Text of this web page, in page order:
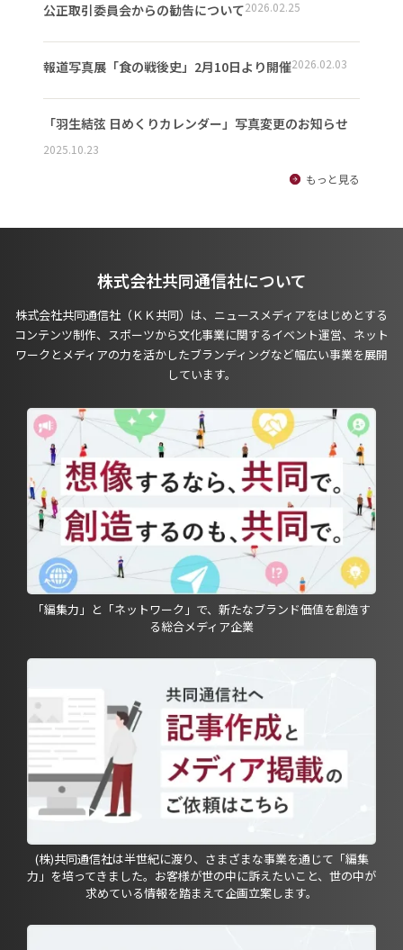
公正取引委員会からの勧告について2026.02.25
報道写真展「食の戦後史」2月10日より開催2026.02.03
「羽生結弦 日めくりカレンダー」写真変更のお知らせ
2025.10.23
もっと見る
株式会社共同通信社について
株式会社共同通信社（ＫＫ共同）は、ニュースメディアをはじめとする
コンテンツ制作、スポーツから文化事業に関するイベント運営、ネット
ワークとメディアの力を活かしたブランディングなど幅広い事業を展開
しています。
「編集力」と「ネットワーク」で、新たなブランド価値を創造す
る総合メディア企業
(株)共同通信社は半世紀に渡り、さまざまな事業を通じて「編集
力」を培ってきました。お客様が世の中に訴えたいこと、世の中が
求めている情報を踏まえて企画立案します。